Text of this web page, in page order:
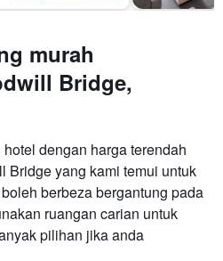
murah
Bridge,
dengan harga terendah
Bridge yang kami temui untuk
berbeza bergantung pada
ruangan carian untuk
pilihan jika anda